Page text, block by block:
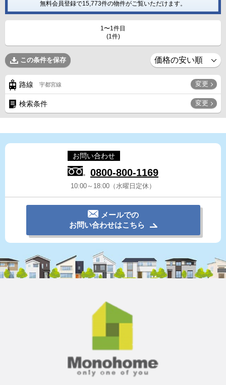
無料会員登録で15,773件の物件がご覧いただけます。
1〜1件目
(1件)
この条件を保存
路線 宇都宮線 変更
検索条件 変更
お問い合わせ
0800-800-1169
10:00～18:00（水曜日定休）
メールでの
お問い合わせはこちら